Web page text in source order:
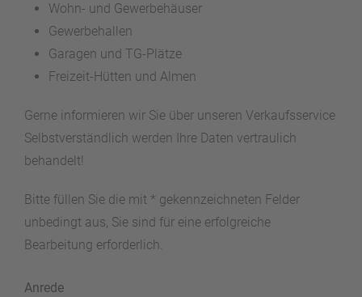
Wohn- und Gewerbehäuser
Gewerbehallen
Garagen und TG-Plätze
Freizeit-Hütten und Almen
Gerne informieren wir Sie über unseren Verkaufsservice
Selbstverständlich werden Ihre Daten vertraulich
behandelt!
Bitte füllen Sie die mit * gekennzeichneten Felder
unbedingt aus, Sie sind für eine erfolgreiche
Bearbeitung erforderlich.
Anrede